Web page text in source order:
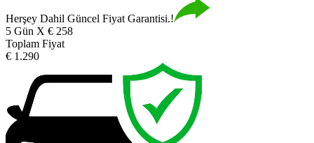
Herşey Dahil Güncel Fiyat Garantisi.!
5 Gün X € 258
Toplam Fiyat
€ 1.290